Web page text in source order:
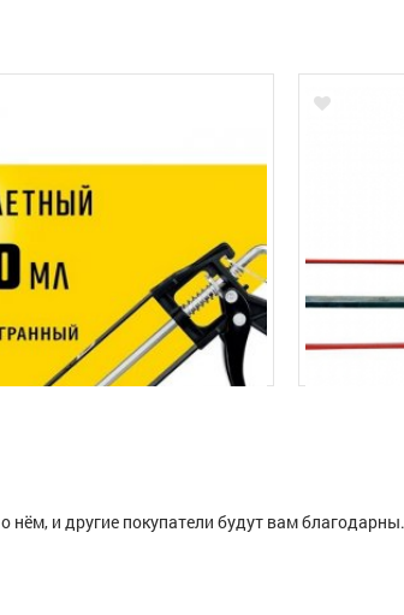
нём, и другие покупатели будут вам благодарны.